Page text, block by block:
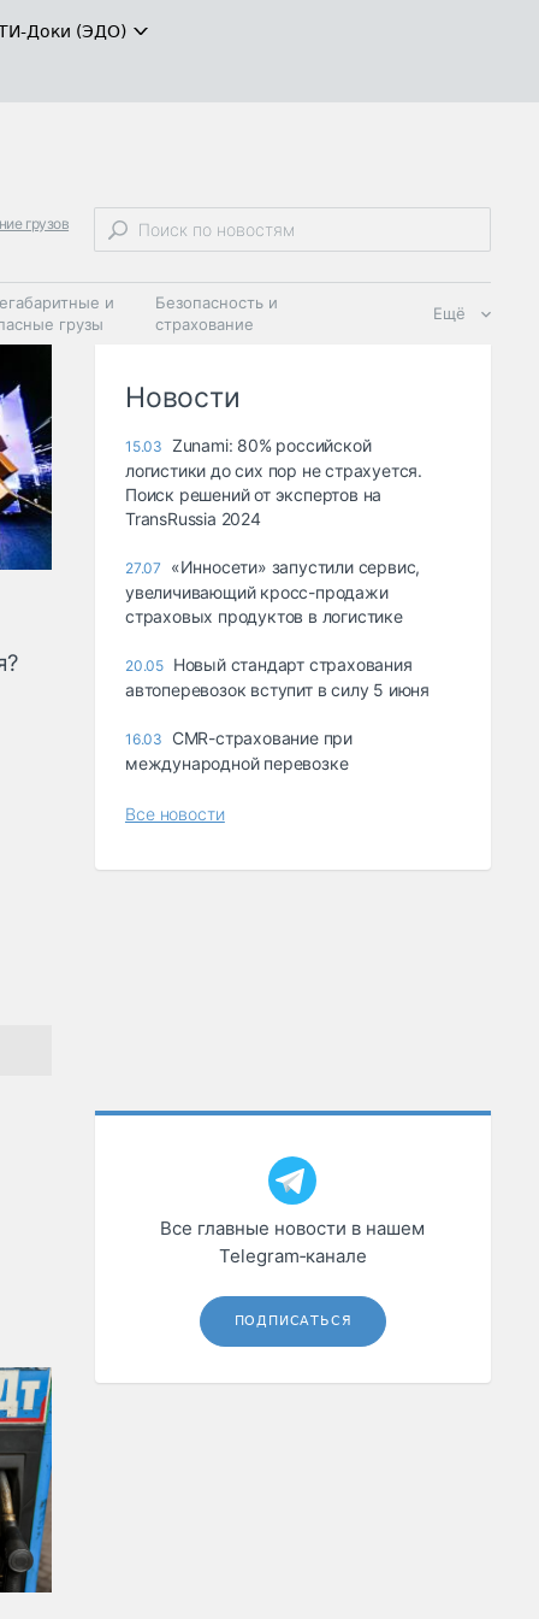
Доки (ЭДО)
грузов
и
грузы
Безопасность и
страхование
Ещё
Новости
15.03 Zunami: 80% российской
логистики до сих пор не страхуется.
Поиск решений от экспертов на
TransRussia 2024
27.07
«Инносети» запустили сервис,
увеличивающий кросс-продажи
страховых продуктов в логистике
20.05 Новый стандарт страхования
автоперевозок вступит в силу 5 июня
16.03
CMR-страхование при
международной перевозке
Все новости
Все главные новости в нашем
Telegram‑канале
ПОДПИСАТЬСЯ